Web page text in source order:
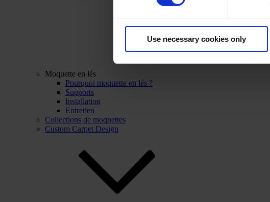
Use necessary cookies only
Moquette en lés
Pourquoi moquette en lés ?
Supports
Installation
Entretien
Collections de moquettes
Custom Carpet Design